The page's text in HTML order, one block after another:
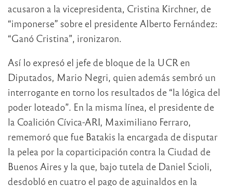
acusaron a la vicepresidenta, Cristina Kirchner, de
“imponerse” sobre el presidente Alberto Fernández:
“Ganó Cristina”, ironizaron.
Así lo expresó el jefe de bloque de la UCR en
Diputados, Mario Negri, quien además sembró un
interrogante en torno los resultados de “la lógica del
poder loteado”. En la misma línea, el presidente de
la Coalición Cívica-ARI, Maximiliano Ferraro,
rememoró que fue Batakis la encargada de disputar
la pelea por la coparticipación contra la Ciudad de
Buenos Aires y la que, bajo tutela de Daniel Scioli,
desdobló en cuatro el pago de aguinaldos en la